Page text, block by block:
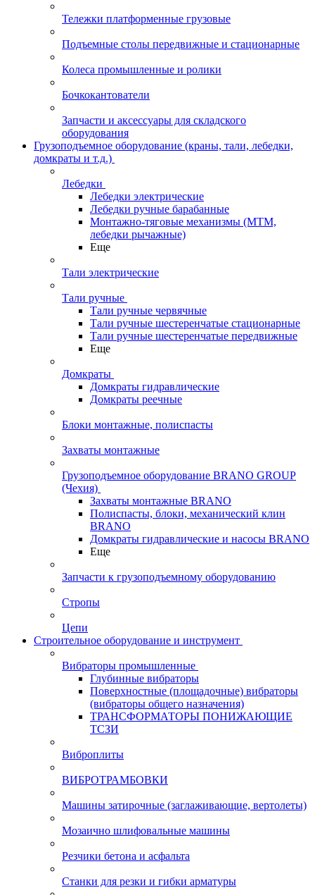
Тележки платформенные грузовые
Подъемные столы передвижные и стационарные
Колеса промышленные и ролики
Бочкокантователи
Запчасти и аксессуары для складского
оборудования
Грузоподъемное оборудование (краны, тали, лебедки,
домкраты и т.д.)
Лебедки
Лебедки электрические
Лебедки ручные барабанные
Монтажно-тяговые механизмы (МТМ,
лебедки рычажные)
Еще
Тали электрические
Тали ручные
Тали ручные червячные
Тали ручные шестеренчатые стационарные
Тали ручные шестеренчатые передвижные
Еще
Домкраты
Домкраты гидравлические
Домкраты реечные
Блоки монтажные, полиспасты
Захваты монтажные
Грузоподъемное оборудование BRANO GROUP
(Чехия)
Захваты монтажные BRANO
Полиспасты, блоки, механический клин
BRANO
Домкраты гидравлические и насосы BRANO
Еще
Запчасти к грузоподъемному оборудованию
Стропы
Цепи
Строительное оборудование и инструмент
Вибраторы промышленные
Глубинные вибраторы
Поверхностные (площадочные) вибраторы
(вибраторы общего назначения)
ТРАНСФОРМАТОРЫ ПОНИЖАЮЩИЕ
ТСЗИ
Виброплиты
ВИБРОТРАМБОВКИ
Машины затирочные (заглаживающие, вертолеты)
Мозаично шлифовальные машины
Резчики бетона и асфальта
Станки для резки и гибки арматуры